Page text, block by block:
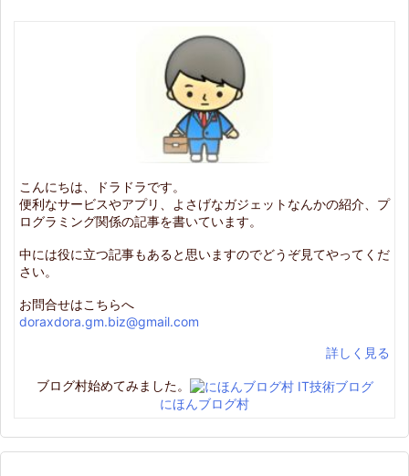
こんにちは、ドラドラです。
便利なサービスやアプリ、よさげなガジェットなんかの紹介、プ
ログラミング関係の記事を書いています。
中には役に立つ記事もあると思いますのでどうぞ見てやってくだ
さい。
お問合せはこちらへ
doraxdora.gm.biz@gmail.com
詳しく見る
ブログ村始めてみました。
にほんブログ村